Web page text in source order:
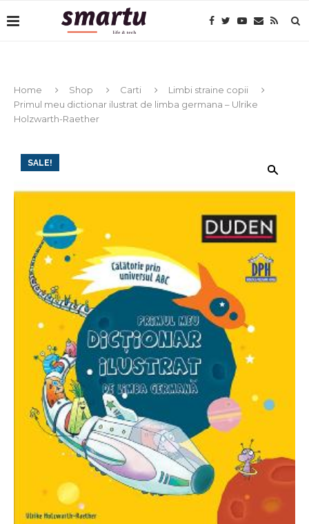
Home Shop Carti
Limbi straine copii
Primul meu dictionar ilustrat de limba germana – Ulrike
Holzwarth-Raether
SALE!